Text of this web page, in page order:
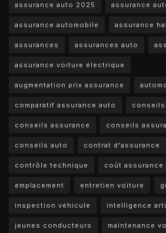
assurance auto 2025 assurance
assurance automobile assurance
assurances assurances auto
assurance voiture électrique
augmentation prix assurance
comparatif assurance auto conseils
conseils assurance conseils
conseils auto contrat d'assurance
contrôle technique coût assurance
emplacement entretien voiture
inspection véhicule intelligence
jeunes conducteurs maintenance